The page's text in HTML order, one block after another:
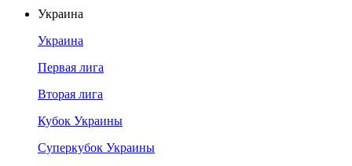
Украина
Украина
Первая лига
Вторая лига
Кубок Украины
Суперкубок Украины